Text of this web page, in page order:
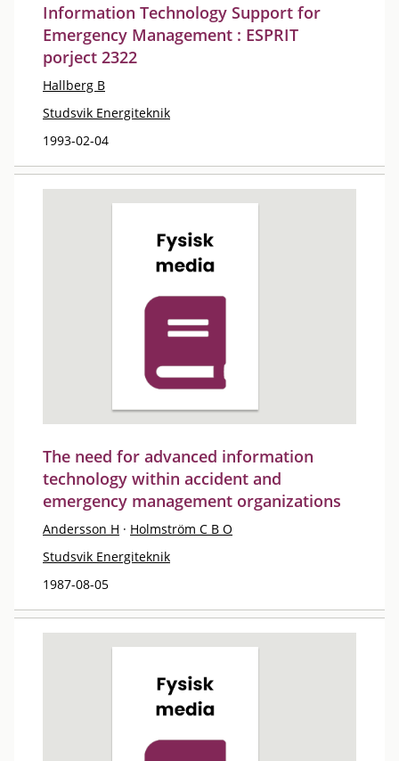
Information Technology Support for
Emergency Management : ESPRIT
porject 2322
Hallberg B
Studsvik Energiteknik
1993-02-04
The need for advanced information
technology within accident and
emergency management organizations
Andersson H · Holmström C B O
Studsvik Energiteknik
1987-08-05